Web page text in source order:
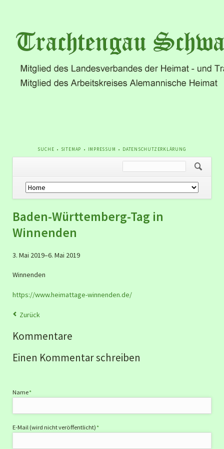
NAVIGATION
SUCHE SITEMAP IMPRESSUM DATENSCHUTZERKLÄRUNG
Navigation
überspringen
Baden-Württemberg-Tag in
Winnenden
3. Mai 2019–6. Mai 2019
Winnenden
https://www.heimattage-winnenden.de/
Zurück
Kommentare
Einen Kommentar schreiben
Pflichtfeld
Name*
Pflichtfeld
E-Mail (wird nicht veröffentlicht) *